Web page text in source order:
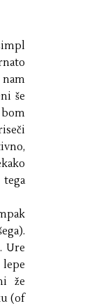
še
Ure
že
(of